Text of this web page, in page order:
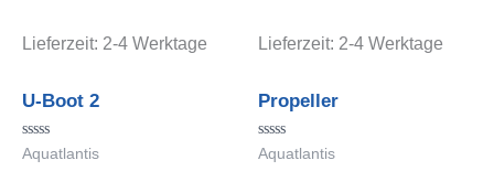
Lieferzeit: 2-4 Werktage
U-Boot 2
Bewertet
mit
Aquatlantis
Lieferzeit: 2-4 Werktage
Propeller
Bewertet
mit
Aquatlantis